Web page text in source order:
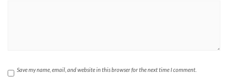
Save my name, email, and website in this browser for the next time I comment.